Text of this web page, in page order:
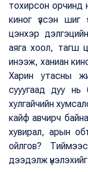
тохирсон орчинд
киног үзсэн шиг
цэнхэр
аяга хоол, тагш
инээж, ханиан
Харин утасны
сууугаад дуу нь
хулгайчийн
кайф авчирч
хувирал, арын
ойлгов?
дээдэлж